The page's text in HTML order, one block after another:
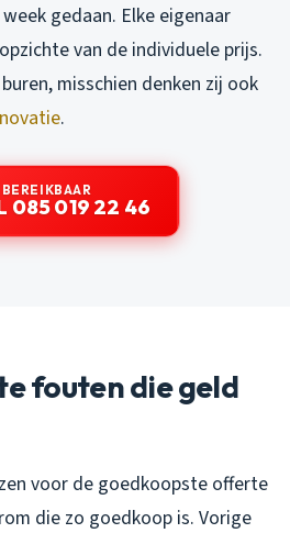
gedaan. Elke eigenaar
van de individuele prijs.
misschien denken zij ook
.
085 019 22 46
fouten die geld
voor de goedkoopste offerte
die zo goedkoop is. Vorige